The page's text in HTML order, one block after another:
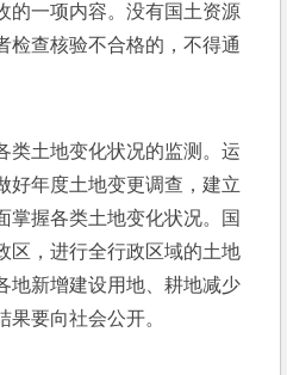
的一项内容。没有国土资源
检查核验不合格的，不得通
土地变化状况的监测。运
好年度土地变更调查，建立
掌握各类土地变化状况。国
区，进行全行政区域的土地
地新增建设用地、耕地减少
要向社会公开。